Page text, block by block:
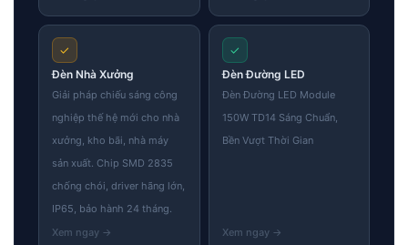
✓
Đèn Nhà Xưởng
Giải pháp chiếu sáng công
nghiệp thế hệ mới cho nhà
xưởng, kho bãi, nhà máy
sản xuất. Chip SMD 2835
chống chói, driver hãng lớn,
IP65, bảo hành 24 tháng.
✓
Đèn Đường LED
Đèn Đường LED Module
150W TD14 Sáng Chuẩn,
Bền Vượt Thời Gian